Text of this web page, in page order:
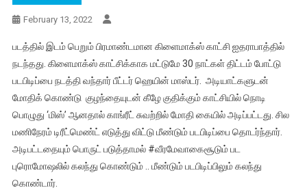
February 13, 2022
படத்தில் இடம் பெறும் பிரமாண்டமான கிளைமாக்ஸ் காட்சி ஐதராபாத்தில்
நடந்தது. கிளைமாக்ஸ் காட்சிக்காக மட்டுமே 30 நாட்கள் திட்டம் போட்டு
படபிடிப்பை நடத்தி வந்தார் பீட்டர் ஹெயின் மாஸ்டர். அடியாட்களுடன்
மோதிக் கொண்டு குழந்தையுடன் கீழே குதிக்கும் காட்சியில் நொடி
பொழுது ‘மிஸ்’ ஆனதால் காங்ரீட் சுவற்றில் மோதி கையில் அடிப்பட்டது. சில
மணிநேரம் டிரீட்மெண்ட் எடுத்து விட்டு மீண்டும் படபிடிப்பை தொடர்ந்தார்.
அடிபட்டதையும் பொருட் படுத்தாமல் #வீரமேவாகைசூடும் பட
புரொமோஷலில் கலந்து கொண்டும் .. மீண்டும் படபிடிப்பிலும் கலந்து
கொண்டார்.